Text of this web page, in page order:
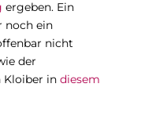
ergeben. Ein
noch ein
nicht
der
Kloiber in diesem